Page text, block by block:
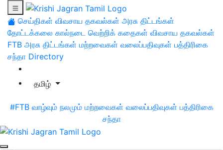
செய்திகள் விவசாய தகவல்கள் அரசு திட்டங்கள்
தோட்டக்கலை கால்நடை வெற்றிக் கதைகள் விவசாய தகவல்கள்
FTB அரசு திட்டங்கள் மற்றவைகள் வலைப்பதிவுகள் பத்திரிகை
சந்தா Directory
தமிழ்
#FTB வாழ்வும் நலமும் மற்றவைகள் வலைப்பதிவுகள் பத்திரிகை
சந்தா